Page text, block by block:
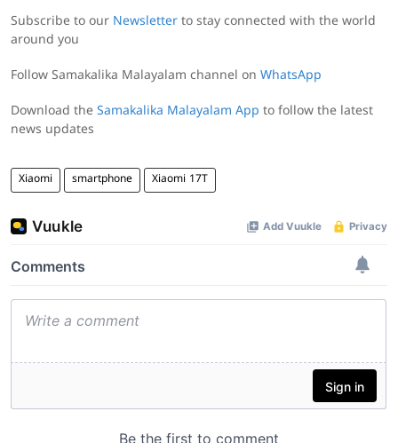
Subscribe to our Newsletter to stay connected with the world
around you
Follow Samakalika Malayalam channel on WhatsApp
Download the Samakalika Malayalam App to follow the latest
news updates
Xiaomi smartphone Xiaomi 17T